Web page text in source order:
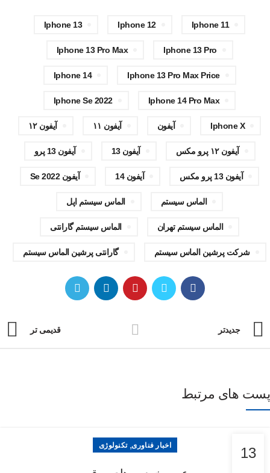
Iphone 11
Iphone 12
Iphone 13
Iphone 13 Pro
Iphone 13 Pro Max
Iphone 13 Pro Max Price
Iphone 14
Iphone 14 Pro Max
Iphone Se 2022
Iphone X آیفون آیفون ۱۱ آیفون ۱۲
آیفون ۱۲ پرو مکس آیفون 13 آیفون 13 پرو
آیفون 13 پرو مکس آیفون 14 آیفون Se 2022
الماس سیستم الماس سیستم اپل
الماس سیستم تهران الماس سیستم گارانتی
شرکت پرشین الماس سیستم گارانتی پرشین الماس سیستم
جدیدتر قدیمی تر
پست های مرتبط
13 اخبار فناوری,تکنولوژی